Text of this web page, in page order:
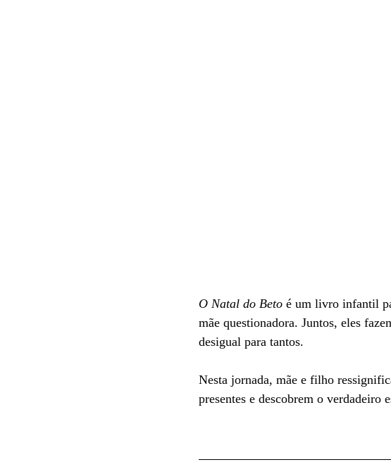
O Natal do Beto é um livro infantil
mãe questionadora. Juntos, eles
desigual para tantos.
Nesta jornada, mãe e filho
presentes e descobrem o verdadeiro